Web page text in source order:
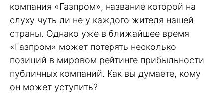
компания «Газпром», название которой на
слуху чуть ли не у каждого жителя нашей
страны. Однако уже в ближайшее время
«Газпром» может потерять несколько
позиций в мировом рейтинге прибыльности
публичных компаний. Как вы думаете, кому
он может уступить?